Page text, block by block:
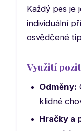
Každý pes je
individuální
osvědčené
Využití
Odměny:
klidné
Hračky a